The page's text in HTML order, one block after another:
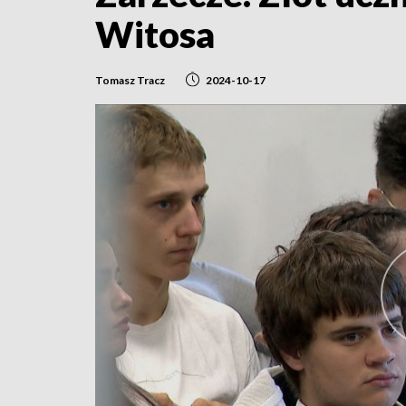
Witosa
Tomasz Tracz 2024-10-17